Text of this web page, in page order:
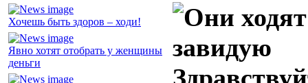
Хочешь быть здоров – ходи!
Явно хотят отобрать у женщины
деньги